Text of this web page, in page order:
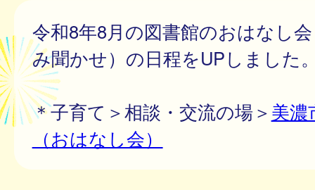
令和8年8月の図書館のおはなし
み聞かせ）の日程をUPしました
＊子育て＞相談・交流の場＞美濃
（おはなし会）